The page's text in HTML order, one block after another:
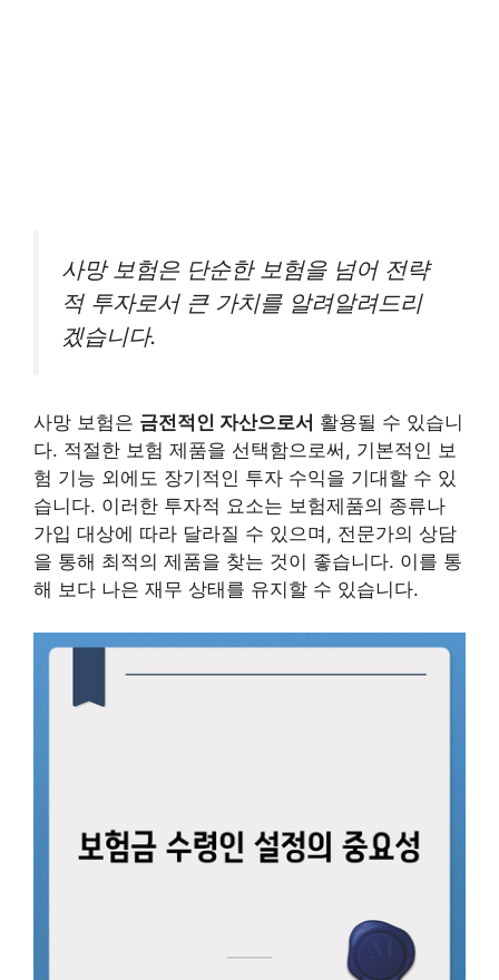
사망 보험은 단순한 보험을 넘어 전략
적 투자로서 큰 가치를 알려알려드리
겠습니다.
사망 보험은 금전적인 자산으로서 활용될 수 있습니
다. 적절한 보험 제품을 선택함으로써, 기본적인 보
험 기능 외에도 장기적인 투자 수익을 기대할 수 있
습니다. 이러한 투자적 요소는 보험제품의 종류나
가입 대상에 따라 달라질 수 있으며, 전문가의 상담
을 통해 최적의 제품을 찾는 것이 좋습니다. 이를 통
해 보다 나은 재무 상태를 유지할 수 있습니다.